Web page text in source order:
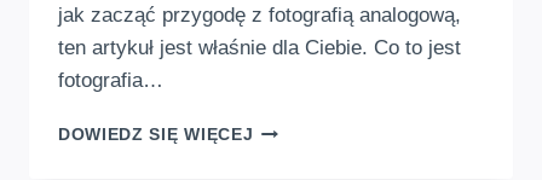
jak zacząć przygodę z fotografią analogową,
ten artykuł jest właśnie dla Ciebie. Co to jest
fotografia…
DOWIEDZ SIĘ WIĘCEJ FOTOGRAFIA